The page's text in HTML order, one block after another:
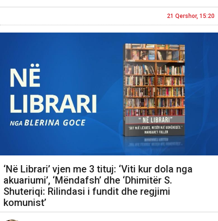
21 Qershor, 15:20
‘Në Librari’ vjen me 3 tituj: ‘Viti kur dola nga
akuariumi’, ‘Mëndafsh’ dhe ‘Dhimitër S.
Shuteriqi: Rilindasi i fundit dhe regjimi
komunist’